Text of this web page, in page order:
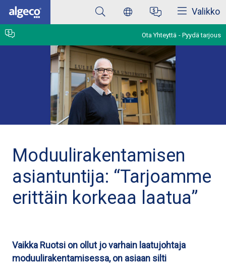
Skip
main
content
Valikko
Ota Yhteyttä Pyydä tarjous
Moduulirakentamisen
asiantuntija: “Tarjoamme
erittäin korkeaa laatua”
Vaikka Ruotsi on ollut jo varhain laatujohtaja
moduulirakentamisessa, on asiaan silti